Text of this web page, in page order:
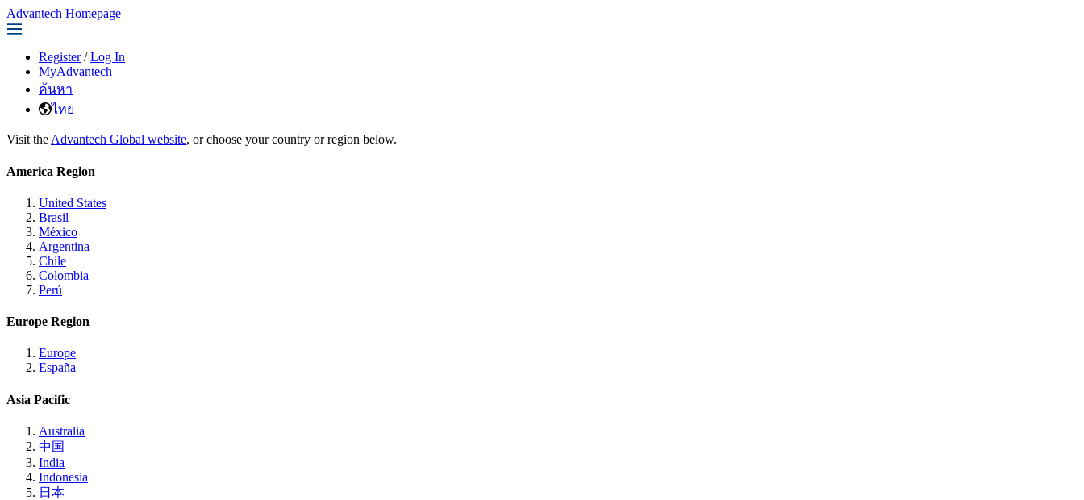
Advantech Homepage
Register / Log In
MyAdvantech
ค้นหา
ไทย
Visit the Advantech Global website, or choose your country or region below.
America Region
United States
Brasil
México
Argentina
Chile
Colombia
Perú
Europe Region
Europe
España
Asia Pacific
Australia
中国
India
Indonesia
日本